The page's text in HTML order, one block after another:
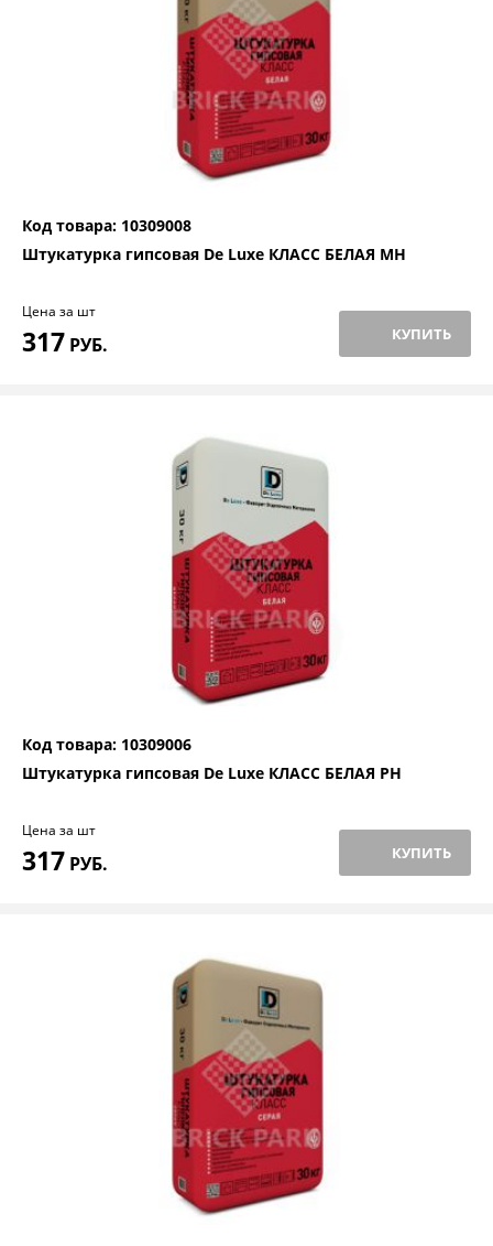
Код товара: 10309008
Штукатурка гипсовая De Luxe КЛАСС БЕЛАЯ МН
Цена за шт
317 РУБ. КУПИТЬ
Код товара: 10309006
Штукатурка гипсовая De Luxe КЛАСС БЕЛАЯ РН
Цена за шт
317 РУБ. КУПИТЬ